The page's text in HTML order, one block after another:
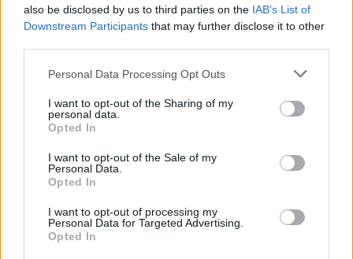
also be disclosed by us to third parties on the IAB’s List of
Downstream Participants that may further disclose it to other
Please note that this website/app uses one or more Google
not limited to your visit or usage behaviour. You may click to
grant or deny consent to Google and its third-party tags to
use your data for below specified purposes in below Google
consent section.
Personal Data Processing Opt Outs
I want to opt-out of the Sharing of my
personal data.
Opted In
I want to opt-out of the Sale of my
Personal Data.
Opted In
I want to opt-out of processing my
Personal Data for Targeted Advertising.
Opted In
#KABÁT PÉTER #HALÁSZ KLAUDIA #PINTÉR TIBOR
Népszerű